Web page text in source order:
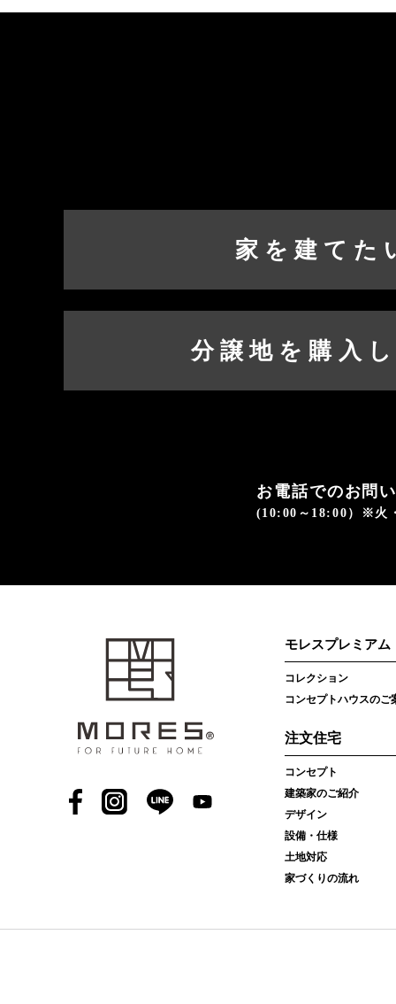
家を建てた
分譲地を購入
お電話でのお問
(10:00～18:00）※火
モレスプレミアム
コレクション
コンセプトハウスのご
注文住宅
コンセプト
建築家のご紹介
デザイン
設備・仕様
土地対応
家づくりの流れ
FacebookInstagram
LINE YouTube